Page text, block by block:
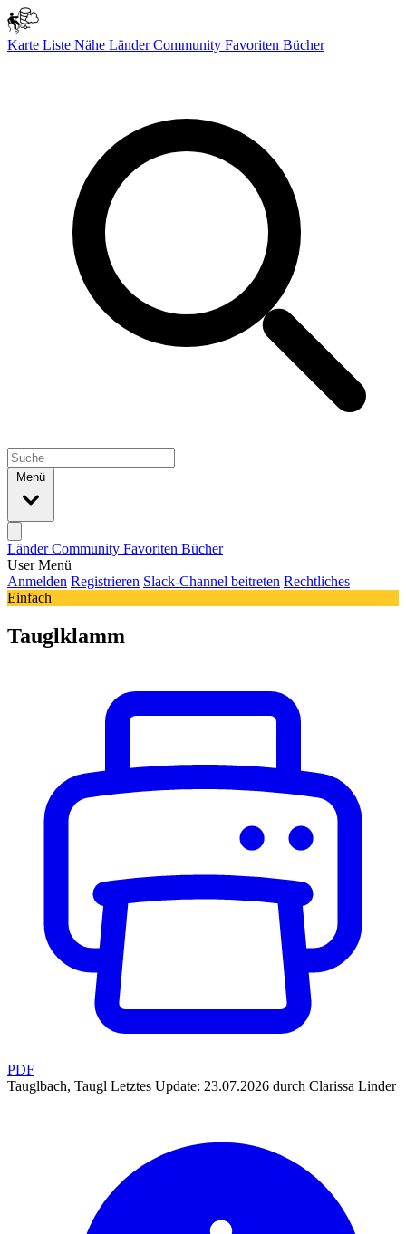
Karte Liste Nähe LänderCommunity Favoriten Bücher
Menü
LänderCommunity Favoriten Bücher
User Menü
Anmelden Registrieren Slack-Channel beitreten Rechtliches
Einfach
Tauglklamm
PDF
Tauglbach, Taugl Letztes Update: 23.07.2026 durch Clarissa Linder